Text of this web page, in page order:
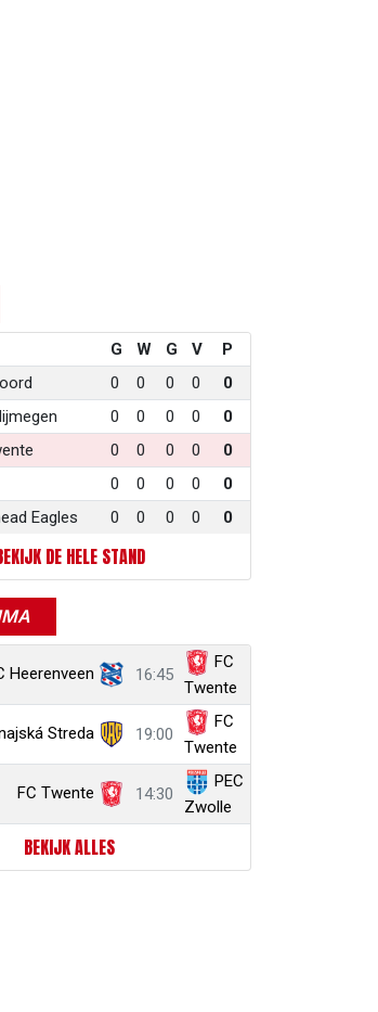
G W G V
P
0 0 0 0
0
0 0 0 0
0
0 0 0 0
0
0 0 0 0
0
Eagles 0 0 0 0 0
DE HELE STAND
Heerenveen 16:45
FC
Twente
Streda 19:00
FC
Twente
FC Twente 14:30
PEC
Zwolle
BEKIJK ALLES